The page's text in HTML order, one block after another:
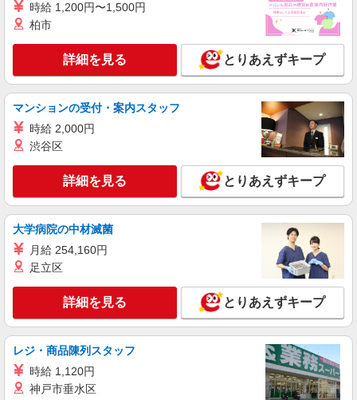
時給 1,200円〜1,500円
柏市
詳細を見る とりあえずキープ
マンションの受付・案内スタッフ
時給 2,000円
渋谷区
詳細を見る とりあえずキープ
大学病院の中材滅菌
月給 254,160円
足立区
詳細を見る とりあえずキープ
レジ・商品陳列スタッフ
時給 1,120円
神戸市垂水区